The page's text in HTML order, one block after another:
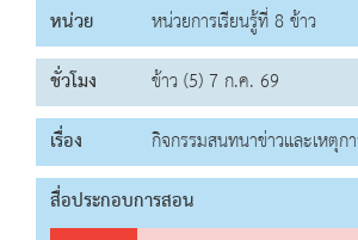
หน่วย
หน่วยการเรียนรู้ที่ 8 ข้าว
ชั่วโมง
ข้าว (5) 7 ก.ค. 69
เรื่อง
กิจกรรมสนทนาข่าวและเหตุก
สื่อประกอบการสอน